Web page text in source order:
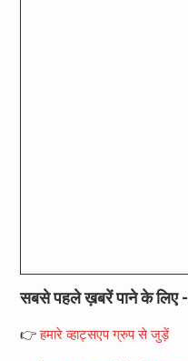
सबसे पहले ख़बरें पाने के लिए -
👉हमारे व्हाट्सएप ग्रुप से जुड़ें